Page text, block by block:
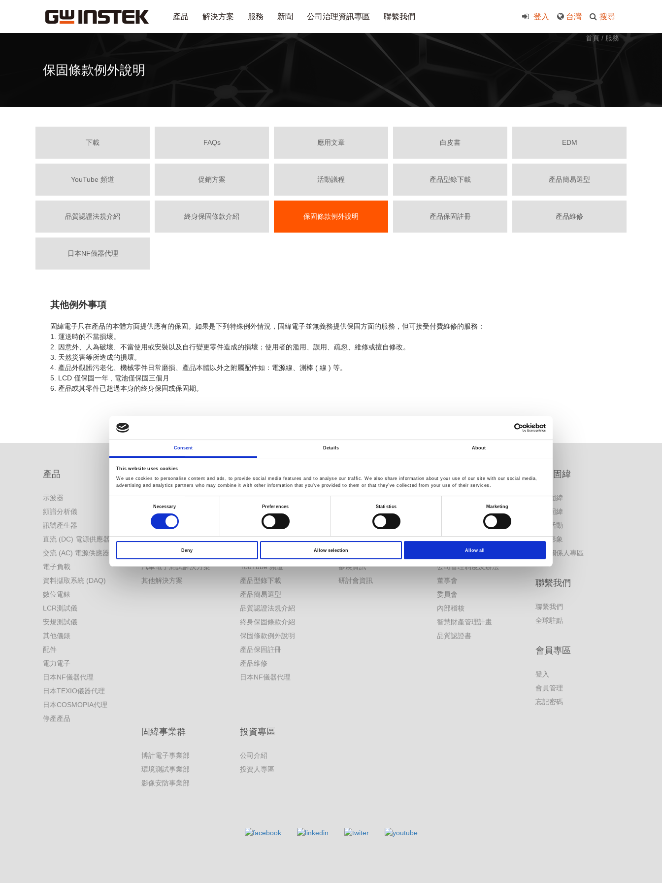
Consent Details About
This website uses cookies
We use cookies to personalise content and ads, to provide social media features and to analyse our traffic. We also share information about your use of our site with our social media,
advertising and analytics partners who may combine it with other information that you’ve provided to them or that they’ve collected from your use of their services.
Necessary Preferences Statistics Marketing
Deny Allow selection Allow all
產品 解決方案 服務 新聞 公司治理資訊專區 聯繫我們 搜尋
台灣
登入
保固條款例外說明
首頁 / 服務
下載 FAQs 應用文章 白皮書 EDM
YouTube 頻道 促銷方案 活動議程 產品型錄下載 產品簡易選型
品質認證法規介紹 終身保固條款介紹 保固條款例外說明 產品保固註冊 產品維修
日本NF儀器代理
其他例外事項
固緯電子只在產品的本體方面提供應有的保固。如果是下列特殊例外情況，固緯電子並無義務提供保固方面的服務，但可接受付費維修的服務：
1. 運送時的不當損壞。
2. 因意外、人為破壞、不當使用或安裝以及自行變更零件造成的損壞；使用者的濫用、誤用、疏忽、維修或擅自修改。
3. 天然災害等所造成的損壞。
4. 產品外觀髒污老化、機械零件日常磨損、產品本體以外之附屬配件如：電源線、測棒 ( 線 ) 等。
5. LCD 僅保固一年 , 電池僅保固三個月
6. 產品或其零件已超過本身的終身保固或保固期。
產品
示波器
頻譜分析儀
訊號產生器
直流 (DC) 電源供應器
交流 (AC) 電源供應器
電子負載
資料擷取系統 (DAQ)
數位電錶
LCR測試儀
安規測試儀
其他儀錶
配件
電力電子
日本NF儀器代理
日本TEXIO儀器代理
日本COSMOPIA代理
停產產品
解決方案
解決方案首頁
電力電子測試解決方案
電池產業測試解決方案
工業4.0虛實整合系統
電源轉換技術測量解決方案
汽車電子測試解決方案
其他解決方案
服務
下載
應用文章
白皮書
YouTube 頻道
產品型錄下載
產品簡易選型
品質認證法規介紹
終身保固條款介紹
保固條款例外說明
產品保固註冊
產品維修
日本NF儀器代理
新聞
營運訊息
產品促銷活動
電子期刊
參展資訊
研討會資訊
公司治理資訊專區
公司治理
人權政策
公司管理制度及辦法
董事會
委員會
內部稽核
智慧財產管理計畫
品質認證書
關於固緯
關於固緯
加入固緯
公益活動
品牌形象
利害關係人專區
聯繫我們
聯繫我們
全球駐點
會員專區
登入
會員管理
忘記密碼
固緯事業群
博計電子事業部
環境測試事業部
影像安防事業部
投資專區
公司介紹
投資人專區